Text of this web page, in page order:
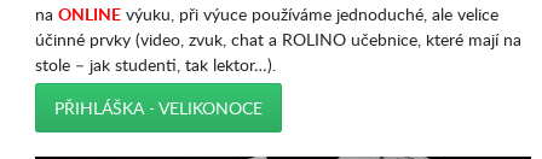
na ONLINEvýuku, při výuce používáme jednoduché, ale velice
účinné prvky (video, zvuk, chat a ROLINO učebnice, které mají na
stole – jak studenti, tak lektor…).
PŘIHLÁŠKA - VELIKONOCE